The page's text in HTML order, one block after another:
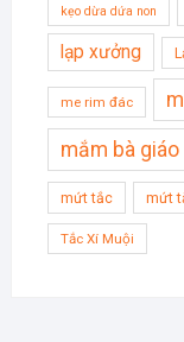
kẹo dừa dứa non
lạp xưởng
me rim đác
mắm bà giáo
mứt tắc mứt
Tắc Xí Muội